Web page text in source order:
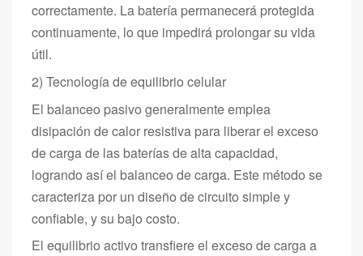
correctamente. La batería permanecerá protegida
continuamente, lo que impedirá prolongar su vida
útil.
2) Tecnología de equilibrio celular
El balanceo pasivo generalmente emplea
disipación de calor resistiva para liberar el exceso
de carga de las baterías de alta capacidad,
logrando así el balanceo de carga. Este método se
caracteriza por un diseño de circuito simple y
confiable, y su bajo costo.
El equilibrio activo transfiere el exceso de carga a